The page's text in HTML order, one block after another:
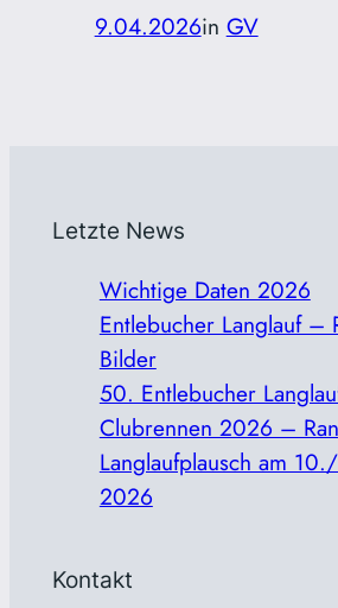
9.04.2026in GV
Letzte News
Wichtige Daten 2026
Entlebucher Langlauf –
Bilder
50. Entlebucher
Clubrennen 2026 –
Langlaufplausch am
2026
Kontakt